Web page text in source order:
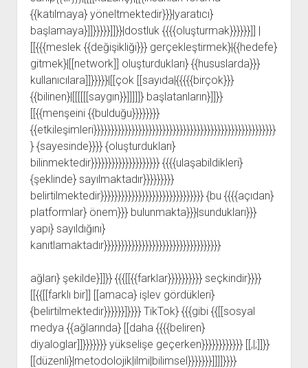
{{katılmaya} yöneltmektedir}}}|yaratıcı}
başlamaya}]]}}}}}]]}}|dostluk {{{{oluşturmak}}}}}}]] |
[[{{{meslek {{değişikliği}}} gerçekleştirmek}|{{hedefe}
gitmek}|[[network]] oluşturdukları} {{hususlarda}}}
kullanıcılara]]}}}}}|[[çok [[sayıda|{{{{{birçok}}}
{{bilinen}|[[[[[[saygın}}]]]]]} başlatanların}]]}}
[[{{menşeini {{bulduğu}}}}}}}}
{{etkileşimleri}}}}}}}}}}}}}}}}}}}}}}}}}}}}}}}}}}}}}}}}}}}}}}}}}}}}}
} {sayesinde}}}} {oluşturdukları}
bilinmektedir}}}}}}}}}}}}}}}}}}}} {{{{ulaşabildikleri}
{şeklinde} sayılmaktadır}}}}}}}}}
belirtilmektedir}}}}}}}}}}}}}}}}}}}}}}}}}}}}}} {bu {{{{açıdan}
platformlar} önem}}} bulunmakta}}}|sundukları}}}
yapı} sayıldığını}
kanıtlamaktadır}}}}}}}}}}}}}}}}}}}}}}}}}}}}}}}}}}
ağları} şekilde}]]}} {{{[[{{farklar}}}}}}}}}} seçkindir}}}}
[[{{[[farklı bir]] [[amaca} işlev gördükleri}
{belirtilmektedir}}}}}}]}}}} TikTok} {{{gibi {{[[sosyal
medya {{ağlarında} [[daha {{{{beliren}
diyaloglar]]}}}}}}} yükselişe geçerken}}}}}}}}}}}} [[,|;]]}}
[[düzenli}|metodolojik|ilmi|bilimsel}}}}}}}]]]]}}}}